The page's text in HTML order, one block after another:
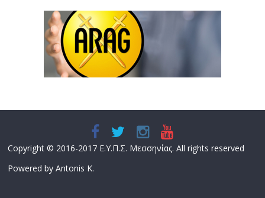
Copyright © 2016-2017 Ε.Υ.Π.Σ. Μεσσηνίας. All rights reserved
Powered by Antonis K.